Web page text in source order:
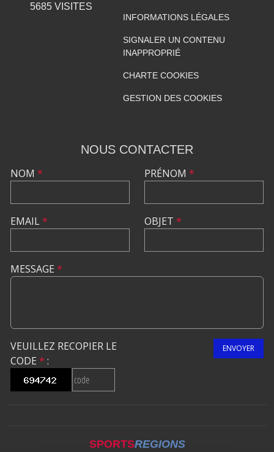
5685 VISITES
INFORMATIONS LÉGALES
SIGNALER UN CONTENU
INAPPROPRIÉ
CHARTE COOKIES
GESTION DES COOKIES
NOUS CONTACTER
NOM *
EMAIL*
PRÉNOM *
OBJET *
MESSAGE *
VEUILLEZ RECOPIER LE
CODE * :
ENVOYER
SPORTSREGIONS